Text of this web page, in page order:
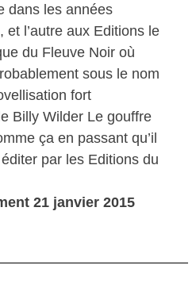
dans les années
l’autre aux Editions le
du Fleuve Noir où
sous le nom
fort
Billy Wilder Le gouffre
ça en passant qu’il
par les Editions du
21 janvier 2015